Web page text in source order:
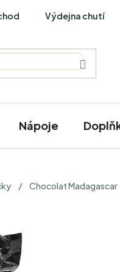
Výdejna chutí
Nápoje
/ Chocolat Madagascar